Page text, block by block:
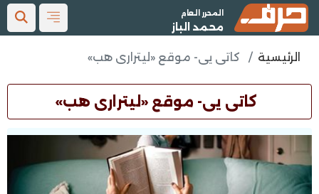
المحرر العام
محمد الباز
الرئيسية كاتى يى- موقع «ليترارى هب»
كاتى يى- موقع «ليترارى هب»